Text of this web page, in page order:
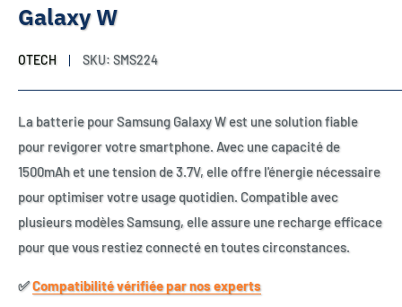
Galaxy W
OTECH SKU: SMS224
La batterie pour Samsung Galaxy W est une solution fiable
pour revigorer votre smartphone. Avec une capacité de
1500mAh et une tension de 3.7V, elle offre l'énergie nécessaire
pour optimiser votre usage quotidien. Compatible avec
plusieurs modèles Samsung, elle assure une recharge efficace
pour que vous restiez connecté en toutes circonstances.
✅​Compatibilité vérifiée par nos experts